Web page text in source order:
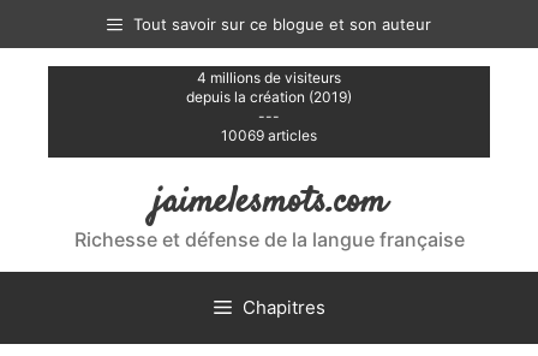
contenu
Tout savoir sur ce blogue et son auteur
4 millions de visiteurs
depuis la création (2019)
---
10069 articles
jaimelesmots.com
Richesse et défense de la langue française
Chapitres